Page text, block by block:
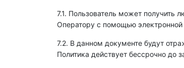
7.1. Пользователь может
Оператору с помощью электронной
7.2. В данном документе будут
Политика действует бессрочно до